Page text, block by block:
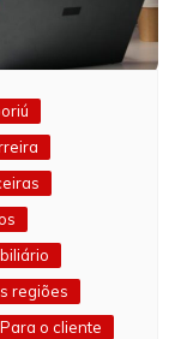
regiões
Para o cliente